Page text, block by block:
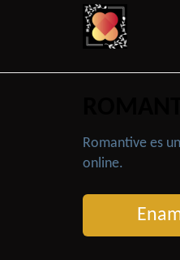
Romantive es
online.